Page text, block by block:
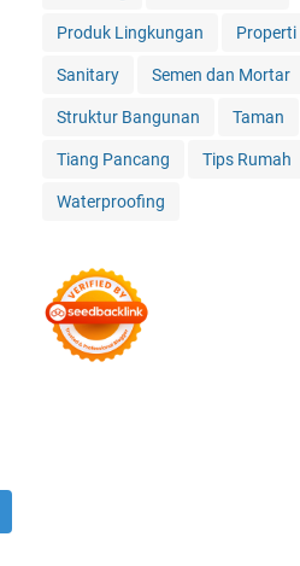
Produk Lingkungan Properti
Sanitary Semen dan Mortar
Struktur Bangunan Taman
Tiang Pancang Tips Rumah
Waterproofing